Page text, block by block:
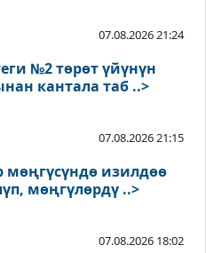
07.08.2026 21:24
№2 төрөт үйүнүн
кантала таб ..>
07.08.2026 21:15
мөңгүсүндө изилдөө
мөңгүлөрдү ..>
07.08.2026 18:02